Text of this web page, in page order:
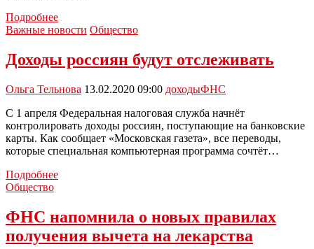
ПодробнееВ
налоговую
будет
только
предварительной
записи
Важные новости Общество
Доходы россиян будут отслеживать
Ольга Тельнова 13.02.2020 09:00 доходыФНС
С 1 апреля Федеральная налоговая служба начнёт
контролировать доходы россиян, поступающие на банковские
карты. Как сообщает «Московская газета», все переводы,
которые специальная компьютерная программа сочтёт…
ПодробнееДоходы
Общество
ФНС напомнила о новых правилах
получения вычета на лекарства